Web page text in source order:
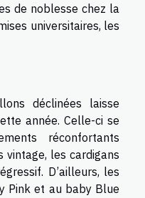
de noblesse chez la
universitaires, les
déclinées laisse
année. Celle-ci se
réconfortants
vintage, les cardigans
D’ailleurs, les
Pink et au baby Blue